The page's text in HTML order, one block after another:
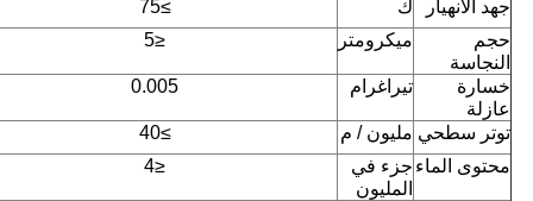
جهد الانهيار ك
≥75
حجم
النجاسة
ميكرومتر ≤5
خسارة
عازلة
تيراغرام 0.005
توتر سطحي مليون / م
≥40
محتوى الماء جزء في
المليون
≤4